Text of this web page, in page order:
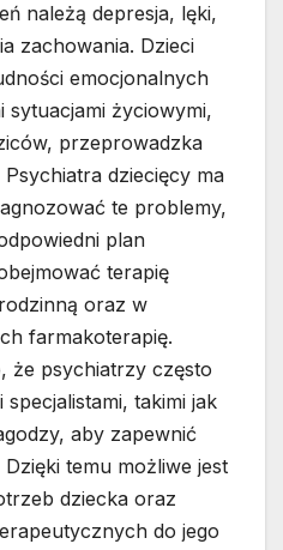
należą depresja, lęki,
zachowania. Dzieci
emocjonalnych
życiowymi,
przeprowadzka
dziecięcy ma
te problemy,
plan
terapię
oraz w
farmakoterapię.
że psychiatrzy często
takimi jak
aby zapewnić
temu możliwe jest
dziecka oraz
do jego